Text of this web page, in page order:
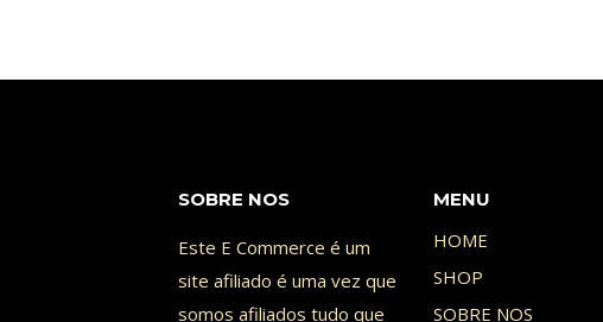
SOBRE NOS
Este E Commerce é um
site afiliado é uma vez que
somos afiliados tudo que
MENU
HOME
SHOP
SOBRE NOS